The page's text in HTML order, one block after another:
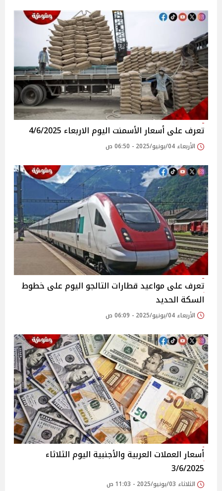
تعرف على أسعار الأسمنت اليوم الاربعاء 4/6/2025
الأربعاء 04/يونيو/2025 - 06:50 ص
تعرف على مواعيد قطارات التالجو اليوم على خطوط
السكة الحديد
الأربعاء 04/يونيو/2025 - 06:09 ص
أسعار العملات العربية والأجنبية اليوم الثلاثاء
3/6/2025
الثلاثاء 03/يونيو/2025 - 11:03 ص